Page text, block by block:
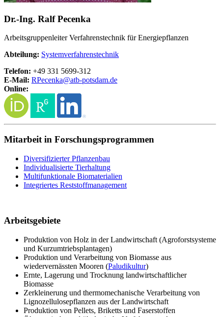
Dr.-Ing. Ralf Pecenka
Arbeitsgruppenleiter Verfahrenstechnik für Energiepflanzen
Abteilung: Systemverfahrenstechnik
Telefon: +49 331 5699-312
E-Mail: RPecenka@atb-potsdam.de
Online:
Mitarbeit in Forschungsprogrammen
Diversifizierter Pflanzenbau
Individualisierte Tierhaltung
Multifunktionale Biomaterialien
Integriertes Reststoffmanagement
Arbeitsgebiete
Produktion von Holz in der Landwirtschaft (Agroforstsysteme
und Kurzumtriebsplantagen)
Produktion und Verarbeitung von Biomasse aus
wiedervernässten Mooren (Paludikultur)
Ernte, Lagerung und Trocknung landwirtschaftlicher
Biomasse
Zerkleinerung und thermomechanische Verarbeitung von
Lignozellulosepflanzen aus der Landwirtschaft
Produktion von Pellets, Briketts und Faserstoffen